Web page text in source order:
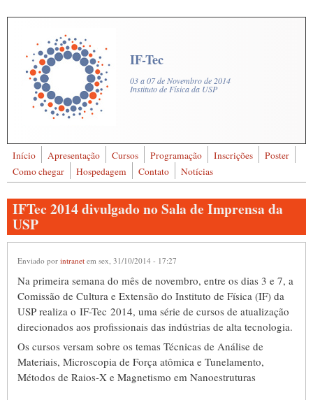
Pular para o conteúdo principal
IF-Tec
03 a 07 de Novembro de 2014
Instituto de Física da USP
Formulário de busca
Buscar
Início Apresentação Cursos Programação Inscrições
Poster
Como chegar
Hospedagem Contato Notícias
IFTec 2014 divulgado no Sala de Imprensa da
USP
Enviado por intranet em sex, 31/10/2014 - 17:27
Na primeira semana do mês de novembro, entre os dias 3 e 7, a
Comissão de Cultura e Extensão do Instituto de Física (IF) da
USP realiza o IF-Tec 2014, uma série de cursos de atualização
direcionados aos profissionais das indústrias de alta tecnologia.
Os cursos versam sobre os temas Técnicas de Análise de
Materiais, Microscopia de Força atômica e Tunelamento,
Métodos de Raios-X e Magnetismo em Nanoestruturas